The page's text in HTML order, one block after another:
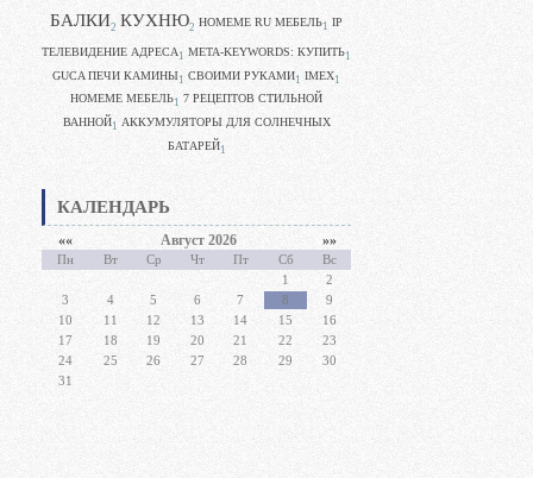
БАЛКИ2 КУХНЮ2 HOMEME RU МЕБЕЛЬ1 IP
ТЕЛЕВИДЕНИЕ АДРЕСА 1 META-KEYWORDS: КУПИТЬ1
GUCA ПЕЧИ КАМИНЫ1 CВОИМИ РУКАМИ1 IMEX1
HOMEME МЕБЕЛЬ1 7 РЕЦЕПТОВ СТИЛЬНОЙ
ВАННОЙ1 АККУМУЛЯТОРЫ ДЛЯ СОЛНЕЧНЫХ
БАТАРЕЙ1
КАЛЕНДАРЬ
«« Август 2026 »»
Пн Вт Ср Чт Пт Сб
Вс
1
2
3
4 5 6 7 8
9
10
11 12 13 14 15
16
17
18 19 20 21 22
23
24
25 26 27 28 29
30
31